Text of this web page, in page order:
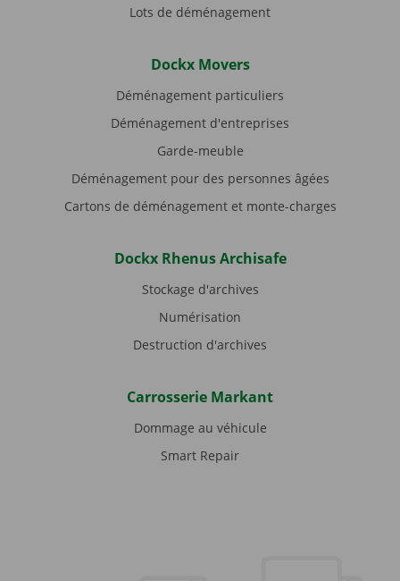
Lots de déménagement
Dockx Movers
Déménagement particuliers
Déménagement d'entreprises
Garde-meuble
Déménagement pour des personnes âgées
Cartons de déménagement et monte-charges
Dockx Rhenus Archisafe
Stockage d'archives
Numérisation
Destruction d'archives
Carrosserie Markant
Dommage au véhicule
Smart Repair